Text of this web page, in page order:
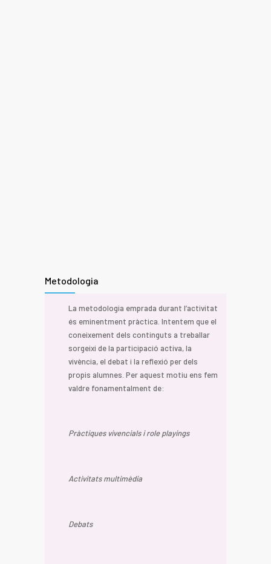
Metodologia
La metodologia emprada durant l’activitat
és eminentment pràctica. Intentem que el
coneixement dels continguts a treballar
sorgeixi de la participació activa, la
vivència, el debat i la reflexió per dels
propis alumnes. Per aquest motiu ens fem
valdre fonamentalment de:
Pràctiques vivencials i role playings
Activitats multimèdia
Debats